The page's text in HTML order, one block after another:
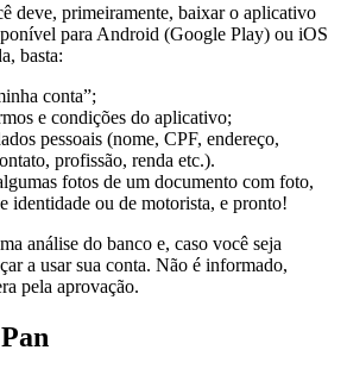
deve, primeiramente, baixar o aplicativo
para Android (Google Play) ou iOS
basta:
conta”;
e condições do aplicativo;
pessoais (nome, CPF, endereço,
profissão, renda etc.).
fotos de um documento com foto,
identidade ou de motorista, e pronto!
análise do banco e, caso você seja
a usar sua conta. Não é informado,
pela aprovação.